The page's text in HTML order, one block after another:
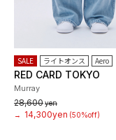
SALE ライトオンス Aero
RED CARD TOKYO
Murray
28,600yen
→
14,300yen (50%off)